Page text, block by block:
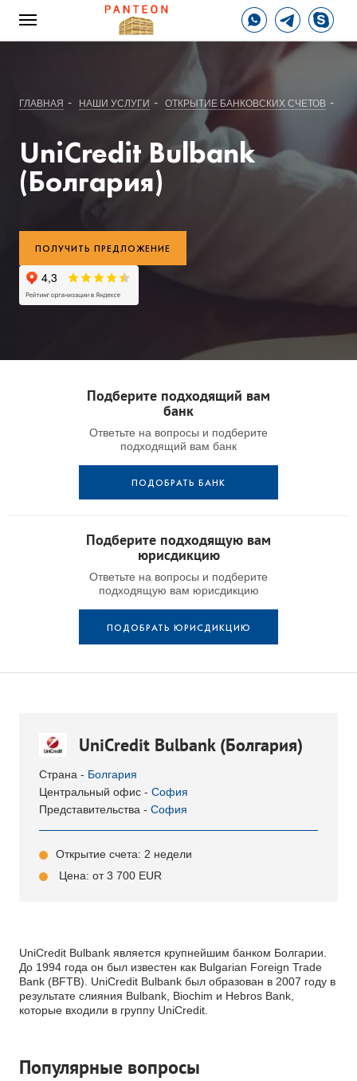
ГЛАВНАЯ - НАШИ УСЛУГИ - ОТКРЫТИЕ БАНКОВСКИХ СЧЕТОВ -
UniCredit Bulbank
(Болгария)
ПОЛУЧИТЬ ПРЕДЛОЖЕНИЕ
Подберите подходящий вам
банк
Ответьте на вопросы и подберите
подходящий вам банк
ПОДОБРАТЬ БАНК
Подберите подходящую вам
юрисдикцию
Ответьте на вопросы и подберите
подходящую вам юрисдикцию
ПОДОБРАТЬ ЮРИСДИКЦИЮ
UniCredit Bulbank (Болгария)
Страна - Болгария
Центральный офис - София
Представительства - София
Открытие счета: 2 недели
Цена: от 3 700 EUR
UniCredit Bulbank является крупнейшим банком Болгарии.
До 1994 года он был известен как Bulgarian Foreign Trade
Bank (BFTB). UniCredit Bulbank был образован в 2007 году в
результате слияния Bulbank, Biochim и Hebros Bank,
которые входили в группу UniCredit.
Популярные вопросы